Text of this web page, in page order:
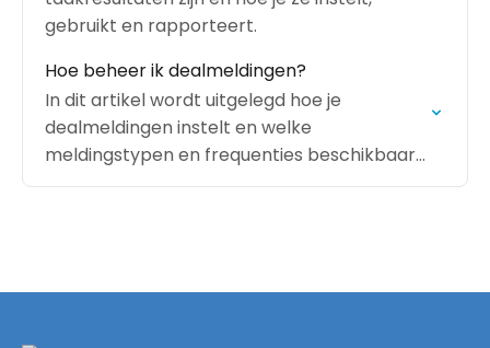
gebruikt en rapporteert.
Hoe beheer ik dealmeldingen?
In dit artikel wordt uitgelegd hoe je
dealmeldingen instelt en welke
meldingstypen en frequenties beschikbaar
zijn.